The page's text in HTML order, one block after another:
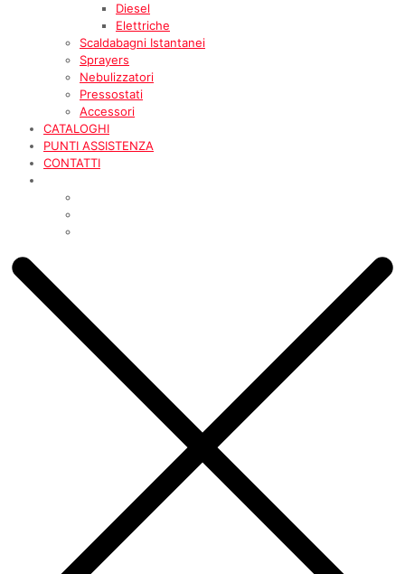
Diesel
Elettriche
Scaldabagni Istantanei
Sprayers
Nebulizzatori
Pressostati
Accessori
CATALOGHI
PUNTI ASSISTENZA
CONTATTI